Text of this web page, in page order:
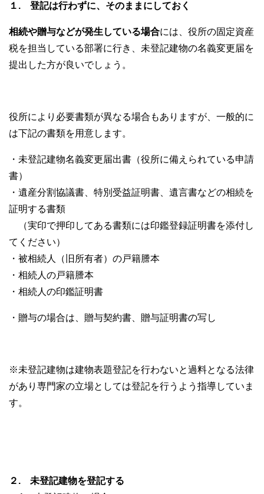
１. 登記は行わずに、そのままにしておく
相続や贈与などが発生している場合には、役所の固定資産
税を担当している部署に行き、未登記建物の名義変更届を
提出した方が良いでしょう。
役所により必要書類が異なる場合もありますが、一般的に
は下記の書類を用意します。
・未登記建物名義変更届出書（役所に備えられている申請
書）
・遺産分割協議書、特別受益証明書、遺言書などの相続を
証明する書類
（実印で押印してある書類には印鑑登録証明書を添付し
てください）
・被相続人（旧所有者）の戸籍謄本
・相続人の戸籍謄本
・相続人の印鑑証明書
・贈与の場合は、贈与契約書、贈与証明書の写し
※未登記建物は建物表題登記を行わないと過料となる法律
があり専門家の立場としては登記を行うよう指導していま
す。
２. 未登記建物を登記する